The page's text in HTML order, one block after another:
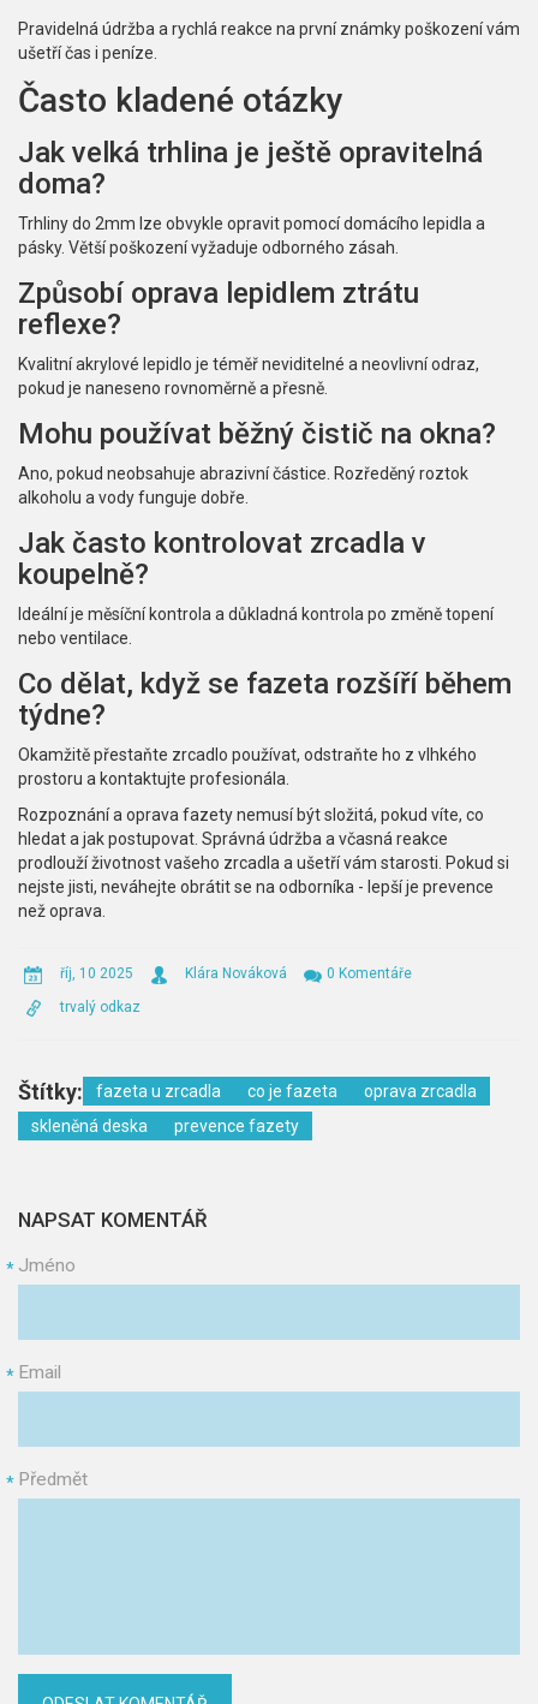
Pravidelná údržba a rychlá reakce na první známky poškození vám
ušetří čas i peníze.
Často kladené otázky
Jak velká trhlina je ještě opravitelná
doma?
Trhliny do 2mm lze obvykle opravit pomocí domácího lepidla a
pásky. Větší poškození vyžaduje odborného zásah.
Způsobí oprava lepidlem ztrátu
reflexe?
Kvalitní akrylové lepidlo je téměř neviditelné a neovlivní odraz,
pokud je naneseno rovnoměrně a přesně.
Mohu používat běžný čistič na okna?
Ano, pokud neobsahuje abrazivní částice. Rozředěný roztok
alkoholu a vody funguje dobře.
Jak často kontrolovat zrcadla v
koupelně?
Ideální je měsíční kontrola a důkladná kontrola po změně topení
nebo ventilace.
Co dělat, když se fazeta rozšíří během
týdne?
Okamžitě přestaňte zrcadlo používat, odstraňte ho z vlhkého
prostoru a kontaktujte profesionála.
Rozpoznání a oprava fazety nemusí být složitá, pokud víte, co
hledat a jak postupovat. Správná údržba a včasná reakce
prodlouží životnost vašeho zrcadla a ušetří vám starosti. Pokud si
nejste jisti, neváhejte obrátit se na odborníka - lepší je prevence
než oprava.
říj, 10 2025 Klára Nováková
0 Komentáře
trvalý odkaz
Štítky: fazeta u zrcadla co je fazeta
oprava zrcadla
skleněná deska
prevence fazety
NAPSAT KOMENTÁŘ
Jméno
*
Email
*
Předmět
*